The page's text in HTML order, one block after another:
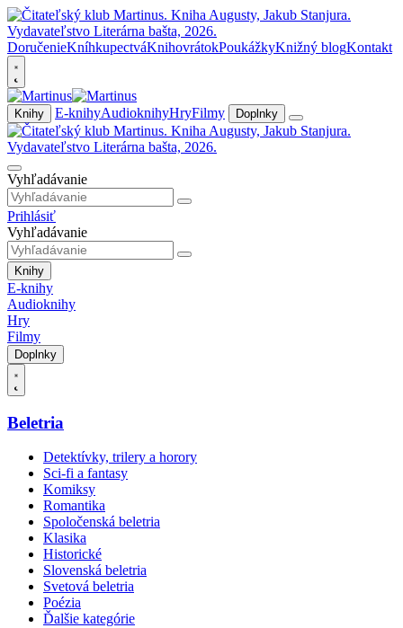
DoručenieKníhkupectváKnihovrátokPoukážkyKnižný blogKontakt
Knihy E-knihyAudioknihyHryFilmy Doplnky
Vyhľadávanie
Prihlásiť
Vyhľadávanie
Knihy
E-knihy
Audioknihy
Hry
Filmy
Doplnky
Beletria
Detektívky, trilery a horory
Sci-fi a fantasy
Komiksy
Romantika
Spoločenská beletria
Klasika
Historické
Slovenská beletria
Svetová beletria
Poézia
Ďalšie kategórie